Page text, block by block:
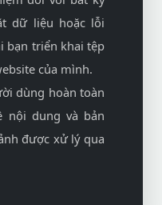
dữ liệu hoặc lỗi
bạn triển khai tệp
của mình.
dùng hoàn toàn
nội dung và bản
được xử lý qua